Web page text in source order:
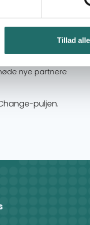
Tillad alle
metoder til at
nye partnere
puljen.